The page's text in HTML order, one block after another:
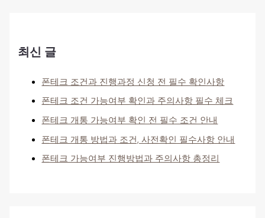
최신 글
폰테크 조건과 진행과정 신청 전 필수 확인사항
폰테크 조건 가능여부 확인과 주의사항 필수 체크
폰테크 개통 가능여부 확인 전 필수 조건 안내
폰테크 개통 방법과 조건, 사전확인 필수사항 안내
폰테크 가능여부 진행방법과 주의사항 총정리